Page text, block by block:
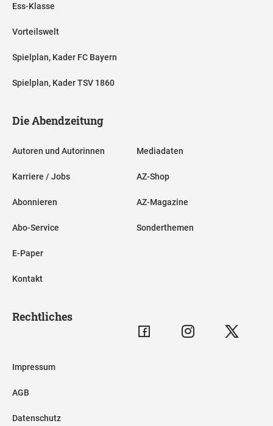
Ess-Klasse
Vorteilswelt
Spielplan, Kader FC Bayern
Spielplan, Kader TSV 1860
Die Abendzeitung
Autoren und Autorinnen
Karriere / Jobs
Abonnieren
Abo-Service
E-Paper
Kontakt
Mediadaten
AZ-Shop
AZ-Magazine
Sonderthemen
Rechtliches
Impressum
AGB
Datenschutz